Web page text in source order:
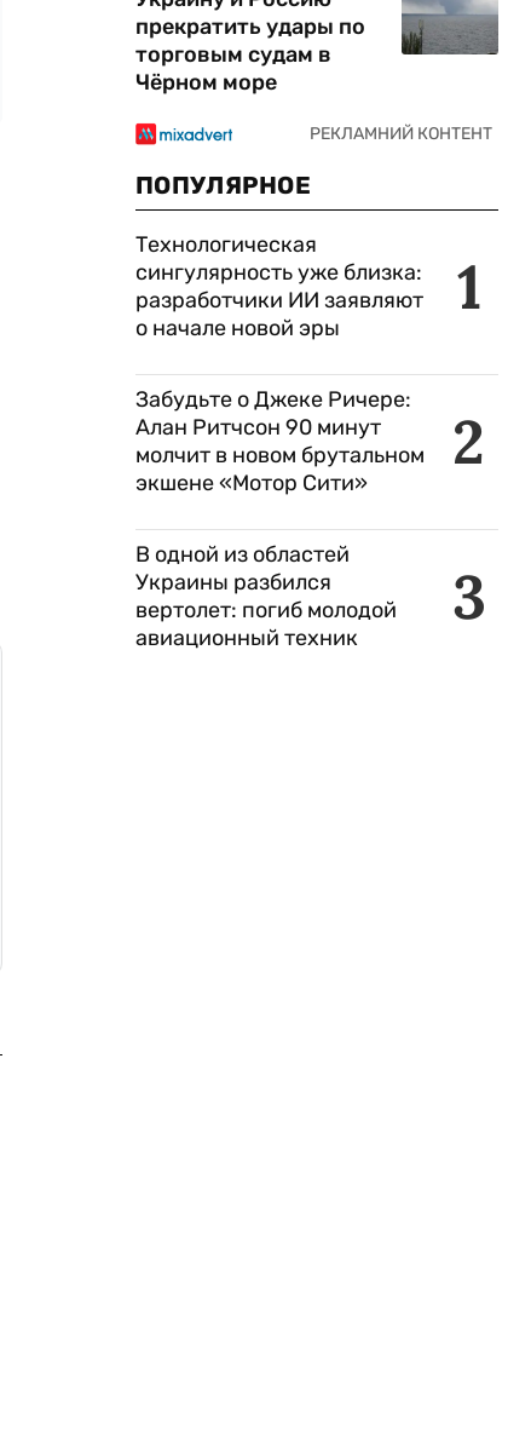
прекратить удары по
торговым судам в
Чёрном море
ПОПУЛЯРНОЕ
1
Технологическая
сингулярность уже близка:
разработчики ИИ заявляют
о начале новой эры
2
Забудьте о Джеке Ричере:
Алан Ритчсон 90 минут
молчит в новом брутальном
экшене «Мотор Сити»
3
В одной из областей
Украины разбился
вертолет: погиб молодой
авиационный техник